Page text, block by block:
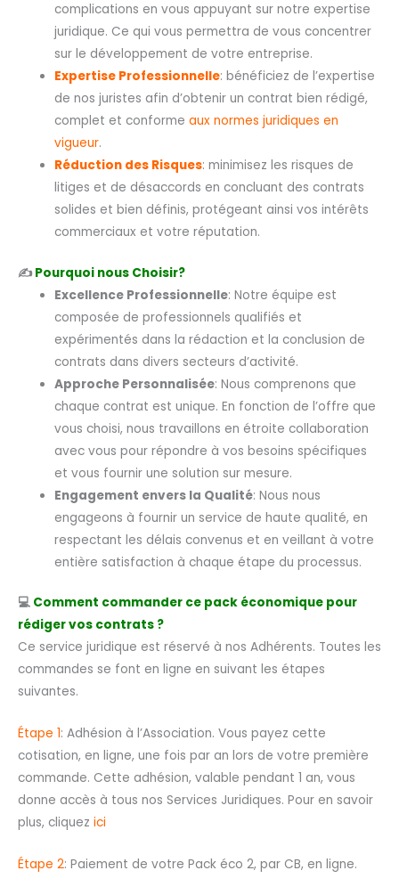
complications en vous appuyant sur notre expertise
juridique. Ce qui vous permettra de vous concentrer
sur le développement de votre entreprise.
Expertise Professionnelle: bénéficiez de l’expertise
de nos juristes afin d’obtenir un contrat bien rédigé,
complet et conformeaux normes juridiques en
vigueur.
Réduction des Risques: minimisez les risques de
litiges et de désaccords en concluant des contrats
solides et bien définis, protégeant ainsi vos intérêts
commerciaux et votre réputation.
✍️ Pourquoi nous Choisir?
Excellence Professionnelle: Notre équipe est
composée de professionnels qualifiés et
expérimentés dans la rédaction et la conclusion de
contrats dans divers secteurs d’activité.
Approche Personnalisée: Nous comprenons que
chaque contrat est unique. En fonction de l’offre que
vous choisi, nous travaillons en étroite collaboration
avec vous pour répondre à vos besoins spécifiques
et vous fournir une solution sur mesure.
Engagement envers la Qualité: Nous nous
engageons à fournir un service de haute qualité, en
respectant les délais convenus et en veillant à votre
entière satisfaction à chaque étape du processus.
💻 Comment commander ce pack économique pour
rédiger vos contrats ?
Ce service juridique est réservé à nos Adhérents. Toutes les
commandes se font en ligne en suivant les étapes
suivantes.
Étape 1: Adhésion à l’Association. Vous payez cette
cotisation, en ligne, une fois par an lors de votre première
commande. Cette adhésion, valable pendant 1 an, vous
donne accès à tous nos Services Juridiques. Pour en savoir
plus, cliquez ici
Étape 2: Paiement de votre Pack éco 2, par CB, en ligne.